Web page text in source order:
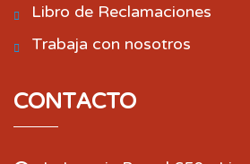
Libro de Reclamaciones
Trabaja con nosotros
CONTACTO